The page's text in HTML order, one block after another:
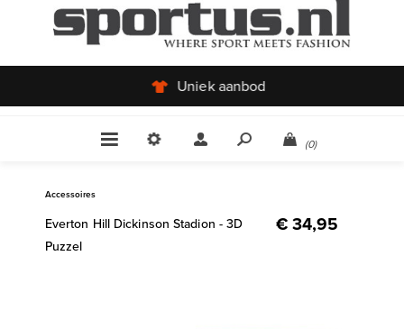
Uniek aanbod
(0)
Accessoires
Everton Hill Dickinson Stadion - 3D
Puzzel
€ 34,95